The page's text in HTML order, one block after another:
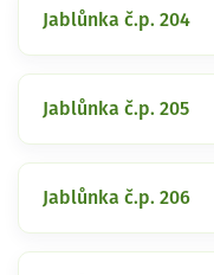
Jablůnka č.p. 204
Jablůnka č.p. 205
Jablůnka č.p. 206